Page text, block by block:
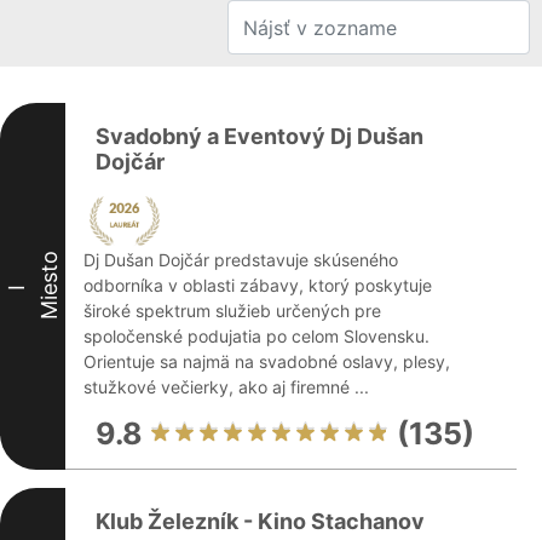
I Miesto
Svadobný a Eventový Dj Dušan
Dojčár
Dj Dušan Dojčár predstavuje skúseného
odborníka v oblasti zábavy, ktorý poskytuje
široké spektrum služieb určených pre
spoločenské podujatia po celom Slovensku.
Orientuje sa najmä na svadobné oslavy, plesy,
stužkové večierky, ako aj firemné ...
9.8 (135)
Klub Železník - Kino Stachanov